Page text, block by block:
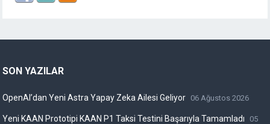
SON YAZILAR
OpenAI’dan Yeni Astra Yapay Zeka Ailesi Geliyor 06 Ağustos 2026
Yeni KAAN Prototipi KAAN P1 Taksi Testini Başarıyla Tamamladı
05